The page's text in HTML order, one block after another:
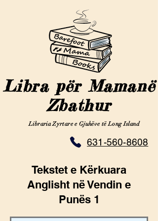
Libra për Mamanë
Zbathur
Libraria Zyrtare e Gjuhëve të Long Island
631-560-8608
Tekstet e Kërkuara
Anglisht në Vendin e
Punës 1